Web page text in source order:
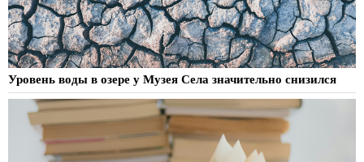
Уровень воды в озере у Музея Села значительно снизился